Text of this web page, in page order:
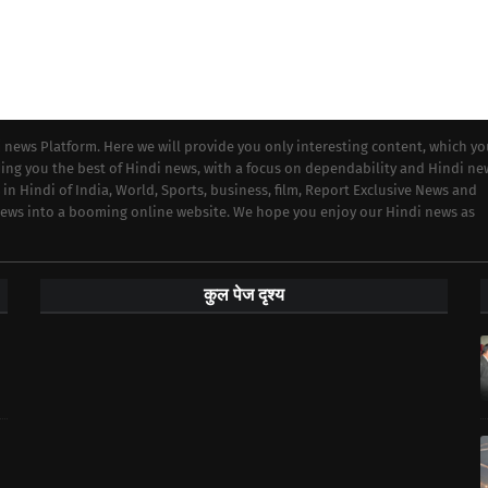
news Platform. Here we will provide you only interesting content, which
you the best of Hindi news, with a focus on dependability and Hindi
Hindi of India, World, Sports, business, film, Report Exclusive News and
into a booming online website. We hope you enjoy our Hindi news as
कुल पेज दृश्य